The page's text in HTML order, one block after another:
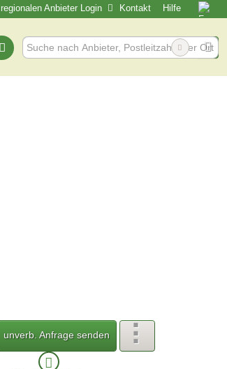
regionalen Anbieter Login Kontakt Hilfe
unverb. Anfrage senden